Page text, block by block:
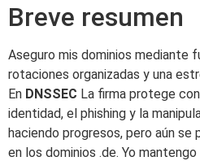
Breve resumen
Aseguro mis dominios mediante
rotaciones organizadas y una
En DNSSEC La firma protege
identidad, el phishing y la
haciendo progresos, pero aún se
en los dominios .de. Yo